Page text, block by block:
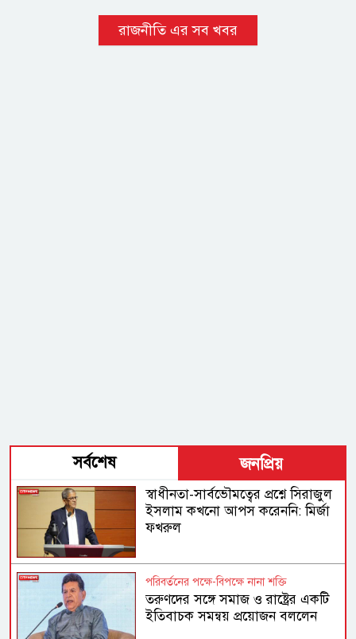
রাজনীতি এর সব খবর
সর্বশেষ জনপ্রিয়
স্বাধীনতা-সার্বভৌমত্বের প্রশ্নে সিরাজুল
ইসলাম কখনো আপস করেননি: মির্জা
ফখরুল
পরিবর্তনের পক্ষে-বিপক্ষে নানা শক্তি
তরুণদের সঙ্গে সমাজ ও রাষ্ট্রের একটি
ইতিবাচক সমন্বয় প্রয়োজন বললেন